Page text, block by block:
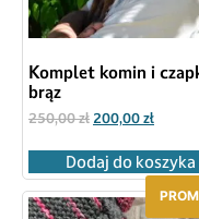
Komplet komin i
brąz
250,00zł 200,00zł
Dodaj do koszyka